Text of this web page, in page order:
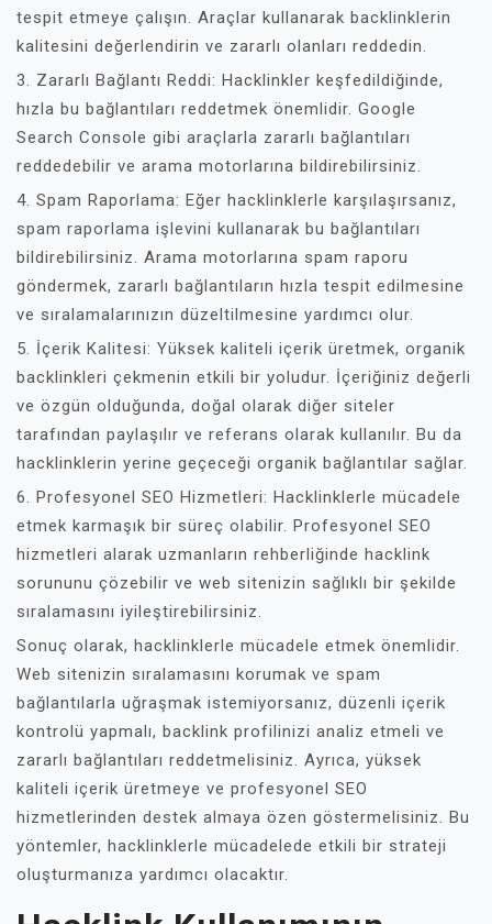
tespit etmeye çalışın. Araçlar kullanarak backlinklerin
kalitesini değerlendirin ve zararlı olanları reddedin.
3. Zararlı Bağlantı Reddi: Hacklinkler keşfedildiğinde,
hızla bu bağlantıları reddetmek önemlidir. Google
Search Console gibi araçlarla zararlı bağlantıları
reddedebilir ve arama motorlarına bildirebilirsiniz.
4. Spam Raporlama: Eğer hacklinklerle karşılaşırsanız,
spam raporlama işlevini kullanarak bu bağlantıları
bildirebilirsiniz. Arama motorlarına spam raporu
göndermek, zararlı bağlantıların hızla tespit edilmesine
ve sıralamalarınızın düzeltilmesine yardımcı olur.
5. İçerik Kalitesi: Yüksek kaliteli içerik üretmek, organik
backlinkleri çekmenin etkili bir yoludur. İçeriğiniz değerli
ve özgün olduğunda, doğal olarak diğer siteler
tarafından paylaşılır ve referans olarak kullanılır. Bu da
hacklinklerin yerine geçeceği organik bağlantılar sağlar.
6. Profesyonel SEO Hizmetleri: Hacklinklerle mücadele
etmek karmaşık bir süreç olabilir. Profesyonel SEO
hizmetleri alarak uzmanların rehberliğinde hacklink
sorununu çözebilir ve web sitenizin sağlıklı bir şekilde
sıralamasını iyileştirebilirsiniz.
Sonuç olarak, hacklinklerle mücadele etmek önemlidir.
Web sitenizin sıralamasını korumak ve spam
bağlantılarla uğraşmak istemiyorsanız, düzenli içerik
kontrolü yapmalı, backlink profilinizi analiz etmeli ve
zararlı bağlantıları reddetmelisiniz. Ayrıca, yüksek
kaliteli içerik üretmeye ve profesyonel SEO
hizmetlerinden destek almaya özen göstermelisiniz. Bu
yöntemler, hacklinklerle mücadelede etkili bir strateji
oluşturmanıza yardımcı olacaktır.